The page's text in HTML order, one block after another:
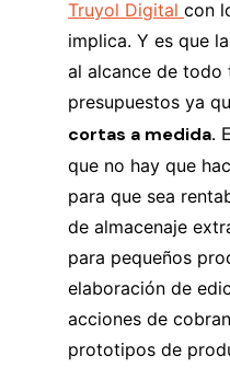
Truyol Digital con
implica. Y es que
al alcance de
presupuestos ya
cortas a medida.
que no hay que
para que sea
de almacenaje
para pequeños
elaboración de
acciones de
prototipos de